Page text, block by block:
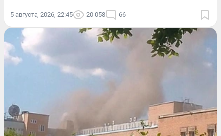
5 августа, 2026, 22:45 20 058 66